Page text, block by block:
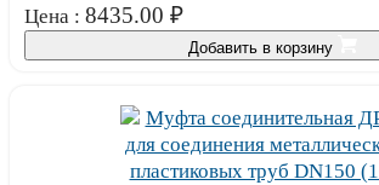
Цена : 8435.00 ₽
Добавить в корзину